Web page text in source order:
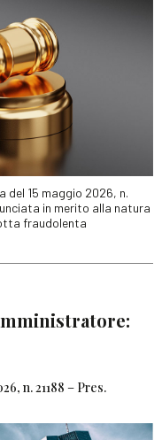
del 15 maggio 2026, n.
in merito alla natura
fraudolenta
n. 21188 – Pres.